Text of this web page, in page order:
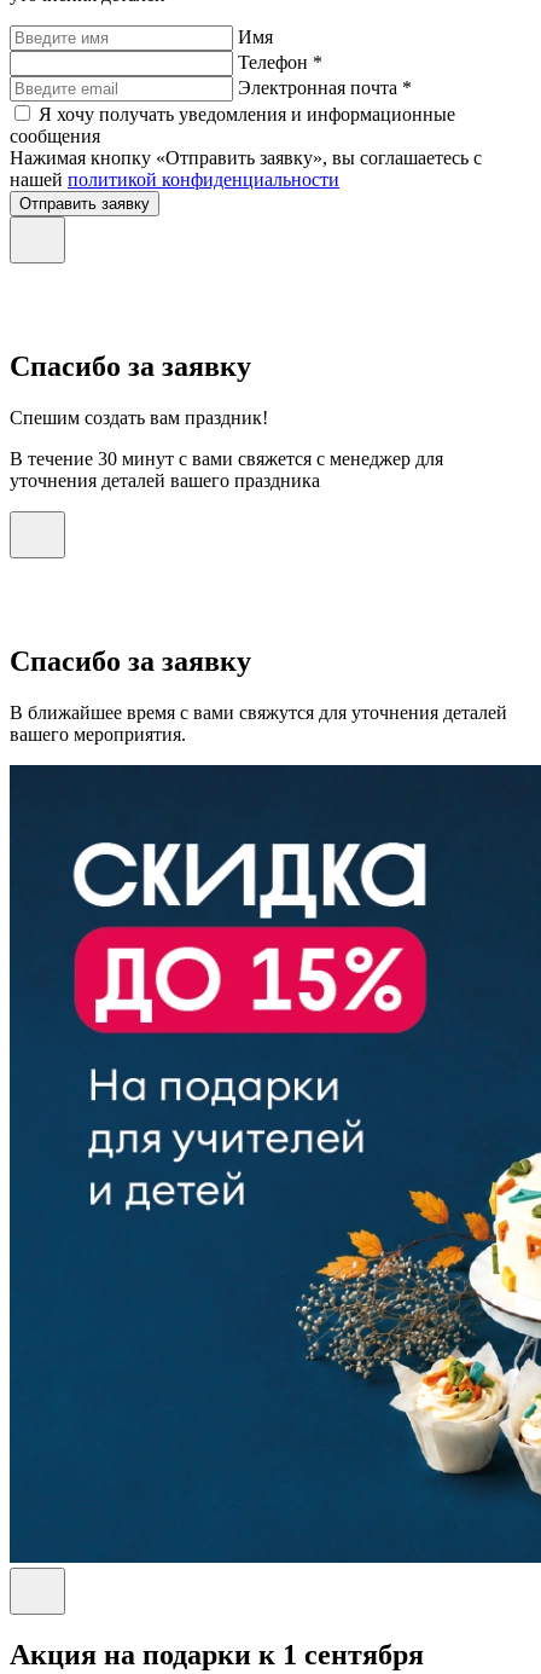
Имя
Телефон *
Электронная почта *
Я хочу получать уведомления и информационные
сообщения
Нажимая кнопку «Отправить заявку», вы соглашаетесь с
нашей политикой конфиденциальности
Отправить заявку
Спасибо за заявку
Спешим создать вам праздник!
В течение 30 минут с вами свяжется с менеджер для
уточнения деталей вашего праздника
Спасибо за заявку
В ближайшее время с вами свяжутся для уточнения деталей
вашего мероприятия.
Акция на подарки к 1 сентября